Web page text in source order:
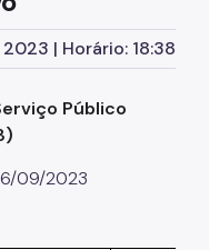
| Horário: 18:38
Público
09/2023